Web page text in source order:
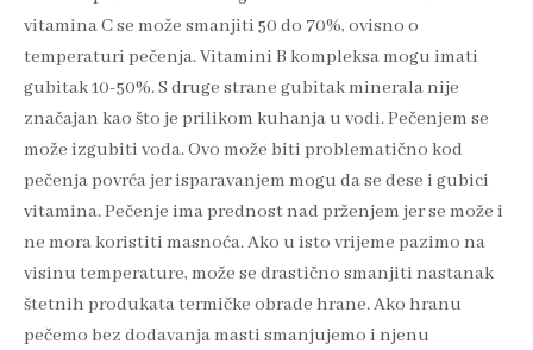
vitamina C se može smanjiti 50 do 70%, ovisno o
temperaturi pečenja. Vitamini B kompleksa mogu imati
gubitak 10-50%. S druge strane gubitak minerala nije
značajan kao što je prilikom kuhanja u vodi. Pečenjem se
može izgubiti voda. Ovo može biti problematično kod
pečenja povrća jer isparavanjem mogu da se dese i gubici
vitamina. Pečenje ima prednost nad prženjem jer se može i
ne mora koristiti masnoća. Ako u isto vrijeme pazimo na
visinu temperature, može se drastično smanjiti nastanak
štetnih produkata termičke obrade hrane. Ako hranu
pečemo bez dodavanja masti smanjujemo i njenu